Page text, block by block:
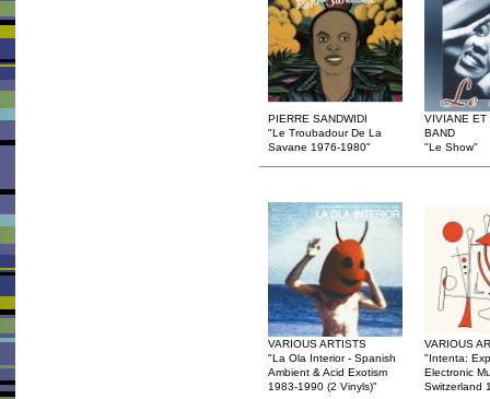
PIERRE SANDWIDI
"Le Troubadour De La
Savane 1976-1980"
VIVIANE ET
BAND
"Le Show"
VARIOUS ARTISTS
"La Ola Interior - Spanish
Ambient & Acid Exotism
1983-1990 (2 Vinyls)"
VARIOUS
"Intenta:
Electronic
Switzerland